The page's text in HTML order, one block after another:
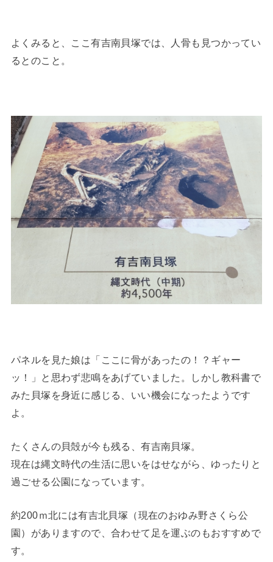
よくみると、ここ有吉南貝塚では、人骨も見つかってい
るとのこと。
パネルを見た娘は「ここに骨があったの！？ギャー
ッ！」と思わず悲鳴をあげていました。しかし教科書で
みた貝塚を身近に感じる、いい機会になったようです
よ。
たくさんの貝殻が今も残る、有吉南貝塚。
現在は縄文時代の生活に思いをはせながら、ゆったりと
過ごせる公園になっています。
約200ｍ北には有吉北貝塚（現在のおゆみ野さくら公
園）がありますので、合わせて足を運ぶのもおすすめで
す。